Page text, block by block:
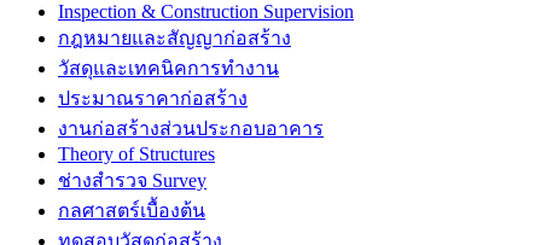
Inspection & Construction Supervision
กฎหมายและสัญญาก่อสร้าง
วัสดุและเทคนิคการทำงาน
ประมาณราคาก่อสร้าง
งานก่อสร้างส่วนประกอบอาคาร
Theory of Structures
ช่างสำรวจ Survey
กลศาสตร์เบื้องต้น
ทดสอบวัสดุก่อสร้าง